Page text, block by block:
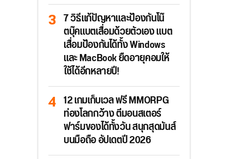
7 วิธีแก้ปัญหาและป้องกันโน๊
ตบุ๊คแบตเสื่อมด้วยตัวเอง แบต
เสื่อมป้องกันได้ทั้ง Windows
และ MacBook ยืดอายุคอมให้
ใช้ได้อีกหลายปี!
12 เกมเก็บเวล ฟรี MMORPG
ท่องโลกกว้าง ตีมอนสเตอร์
ฟาร์มของได้ทั้งวัน สนุกสุดมันส์
บนมือถือ อัปเดตปี 2026